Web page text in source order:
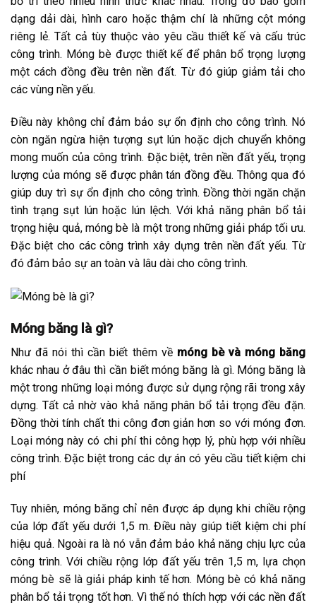
dạng dải dài, hình caro hoặc thậm chí là những cột móng
riêng lẻ. Tất cả tùy thuộc vào yêu cầu thiết kế và cấu trúc
công trình. Móng bè được thiết kế để phân bổ trọng lượng
một cách đồng đều trên nền đất. Từ đó giúp giảm tải cho
các vùng nền yếu.
Điều này không chỉ đảm bảo sự ổn định cho công trình. Nó
còn ngăn ngừa hiện tượng sụt lún hoặc dịch chuyển không
mong muốn của công trình. Đặc biệt, trên nền đất yếu, trọng
lượng của móng sẽ được phân tán đồng đều. Thông qua đó
giúp duy trì sự ổn định cho công trình. Đồng thời ngăn chặn
tình trạng sụt lún hoặc lún lệch. Với khả năng phân bổ tải
trọng hiệu quả, móng bè là một trong những giải pháp tối ưu.
Đặc biệt cho các công trình xây dựng trên nền đất yếu. Từ
đó đảm bảo sự an toàn và lâu dài cho công trình.
Móng băng là gì?
Như đã nói thì cần biết thêm vềmóng bè và móng băng
khác nhau ở đâu thì cần biết móng băng là gì. Móng băng là
một trong những loại móng được sử dụng rộng rãi trong xây
dựng. Tất cả nhờ vào khả năng phân bổ tải trọng đều đặn.
Đồng thời tính chất thi công đơn giản hơn so với móng đơn.
Loại móng này có chi phí thi công hợp lý, phù hợp với nhiều
công trình. Đặc biệt trong các dự án có yêu cầu tiết kiệm chi
phí
Tuy nhiên, móng băng chỉ nên được áp dụng khi chiều rộng
của lớp đất yếu dưới 1,5 m. Điều này giúp tiết kiệm chi phí
hiệu quả. Ngoài ra là nó vẫn đảm bảo khả năng chịu lực của
công trình. Với chiều rộng lớp đất yếu trên 1,5 m, lựa chọn
móng bè sẽ là giải pháp kinh tế hơn. Móng bè có khả năng
phân bổ tải trọng tốt hơn. Vì thế nó thích hợp với các nền đất